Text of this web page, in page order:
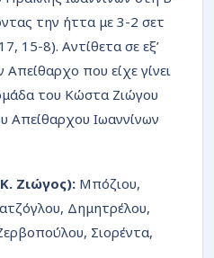
την ήττα με 3-2 σετ
15-8). Αντίθετα σε εξ’
που είχε γίνει
του Κώστα Ζιώγου
Απείθαρχου Ιωαννίνων
Ζιώγος): Μπόζιου,
Δημητρέλου,
Σιορέντα,